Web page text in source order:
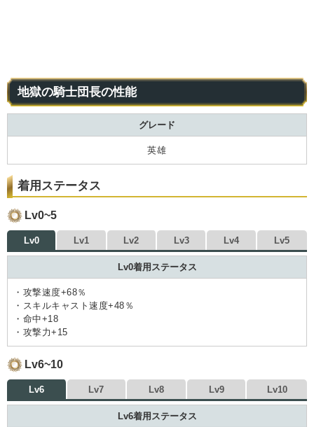
地獄の騎士団長の性能
グレード
英雄
着用ステータス
Lv0~5
Lv0 Lv1 Lv2 Lv3 Lv4 Lv5
Lv0着用ステータス
・攻撃速度+68％
・スキルキャスト速度+48％
・命中+18
・攻撃力+15
Lv6~10
Lv6 Lv7 Lv8 Lv9 Lv10
Lv6着用ステータス